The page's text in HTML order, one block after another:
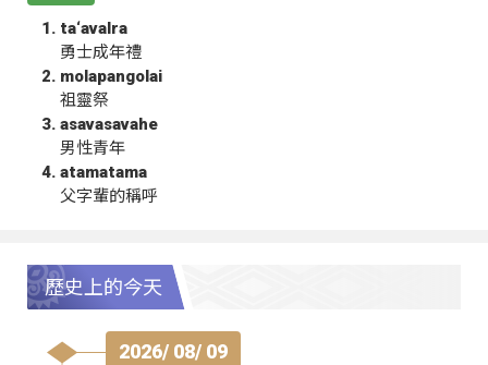
ta‘avalra
勇士成年禮
molapangolai
祖靈祭
asavasavahe
男性青年
atamatama
父字輩的稱呼
歷史上的今天
2026/ 08/ 09